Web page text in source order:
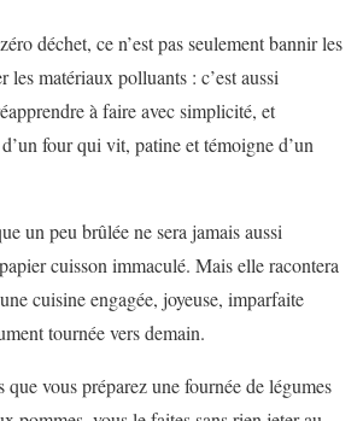
déchet, ce n’est pas seulement bannir les
les matériaux polluants : c’est aussi
à faire avec simplicité, et
four qui vit, patine et témoigne d’un
un peu brûlée ne sera jamais aussi
cuisson immaculé. Mais elle racontera
cuisine engagée, joyeuse, imparfaite
tournée vers demain.
vous préparez une fournée de légumes